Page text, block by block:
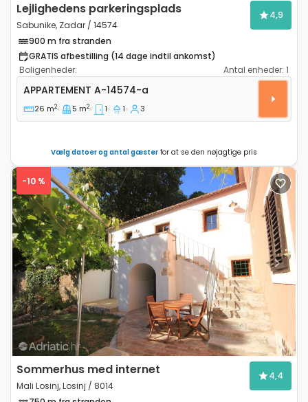
Lejlighedens parkeringsplads
Sabunike, Zadar / 14574
4,9
900 m fra stranden
GRATIS afbestilling (14 dage indtil ankomst)
Boligenheder:
Antal enheder: 1
Etværelses lejlighed Sabunike, Zadar A-14574-a
APPARTEMENT A-14574-a
26 m2 5 m2 1 1 3
Vælg datoer og antal gæster for at se den nøjagtige pris
Previous Next
-10 %
Sommerhus med internet
Mali Losinj, Losinj / 8014
4,4